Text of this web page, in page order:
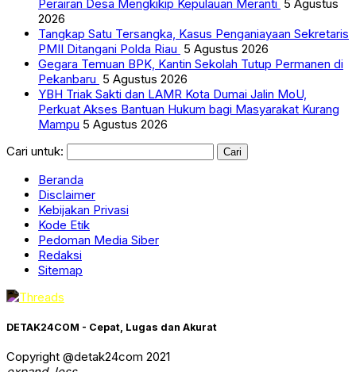
Perairan Desa Mengkikip Kepulauan Meranti 5 Agustus
2026
Tangkap Satu Tersangka, Kasus Penganiayaan Sekretaris
PMII Ditangani Polda Riau 5 Agustus 2026
Gegara Temuan BPK, Kantin Sekolah Tutup Permanen di
Pekanbaru 5 Agustus 2026
YBH Triak Sakti dan LAMR Kota Dumai Jalin MoU,
Perkuat Akses Bantuan Hukum bagi Masyarakat Kurang
Mampu 5 Agustus 2026
Cari untuk:
Beranda
Disclaimer
Kebijakan Privasi
Kode Etik
Pedoman Media Siber
Redaksi
Sitemap
DETAK24COM - Cepat, Lugas dan Akurat
Copyright @detak24com 2021